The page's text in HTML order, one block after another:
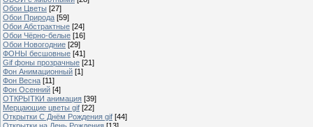
Обои Цветы [27]
Обои Природа [59]
Обои Абстрактные [24]
Обои Чёрно-белые [16]
Обои Новогодние [29]
ФОНЫ бесшовные [41]
Gif фоны прозрачные [21]
Фон Анимационный [1]
Фон Весна [11]
Фон Осенний [4]
ОТКРЫТКИ анимация [39]
Мерцающие цветы gif [22]
Открытки С Днём Рождения gif [44]